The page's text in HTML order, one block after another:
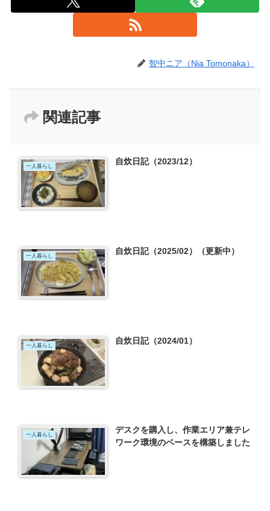
智中ニア（Nia Tomonaka）
関連記事
一人暮らし 自炊日記（2023/12）
一人暮らし 自炊日記（2025/02）（更新中）
一人暮らし 自炊日記（2024/01）
一人暮らし
デスクを購入し、作業エリア兼テレ
ワーク環境のベースを構築しました